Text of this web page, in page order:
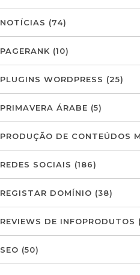
NOTÍCIAS (74)
PAGERANK (10)
PLUGINS WORDPRESS (25)
PRIMAVERA ÁRABE (5)
PRODUÇÃO DE CONTEÚDOS
REDES SOCIAIS (186)
REGISTAR DOMÍNIO (38)
REVIEWS DE INFOPRODUTOS
SEO (50)